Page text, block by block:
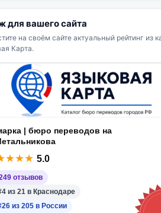
для вашего сайта
на своём сайте актуальный рейтинг из
Карта.
| бюро переводов на
★★★ 5.0
отзывов
из 21 в Краснодаре
из 205 в России